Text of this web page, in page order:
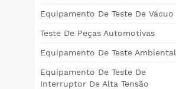
Equipamento De Teste De Vácuo
Teste De Peças Automotivas
Equipamento De Teste Ambiental
Equipamento De Teste De
Interruptor De Alta Tensão